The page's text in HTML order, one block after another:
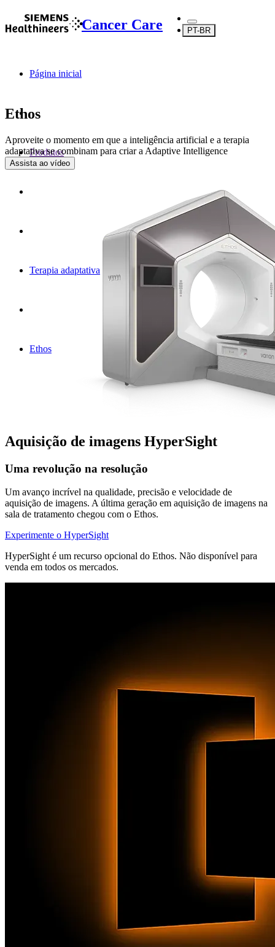
Cancer Care PT-BR
Página inicial
Produtos
Terapia adaptativa
Ethos
Ethos
Aproveite o momento em que a inteligência artificial e a terapia
adaptativa se combinam para criar a Adaptive Intelligence
Assista ao vídeo
Aquisição de imagens HyperSight
Uma revolução na resolução
Um avanço incrível na qualidade, precisão e velocidade de
aquisição de imagens. A última geração em aquisição de imagens na
sala de tratamento chegou com o Ethos.
Experimente o HyperSight
HyperSight é um recurso opcional do Ethos. Não disponível para
venda em todos os mercados.